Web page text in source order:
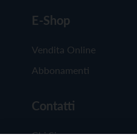
E-Shop
Vendita Online
Abbonamenti
Contatti